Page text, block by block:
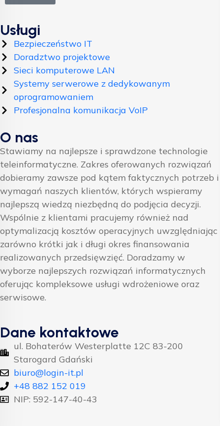
Usługi
Bezpieczeństwo IT
Doradztwo projektowe
Sieci komputerowe LAN
Systemy serwerowe z dedykowanym
oprogramowaniem
Profesjonalna komunikacja VoIP
O nas
Stawiamy na najlepsze i sprawdzone technologie
teleinformatyczne. Zakres oferowanych rozwiązań
dobieramy zawsze pod kątem faktycznych potrzeb i
wymagań naszych klientów, których wspieramy
najlepszą wiedzą niezbędną do podjęcia decyzji.
Wspólnie z klientami pracujemy również nad
optymalizacją kosztów operacyjnych uwzględniając
zarówno krótki jak i długi okres finansowania
realizowanych przedsięwzięć. Doradzamy w
wyborze najlepszych rozwiązań informatycznych
oferując kompleksowe usługi wdrożeniowe oraz
serwisowe.
Dane kontaktowe
ul. Bohaterów Westerplatte 12C 83-200
Starogard Gdański
biuro@login-it.pl
+48 882 152 019
NIP: 592-147-40-43